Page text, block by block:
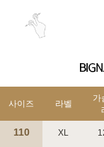
사이즈 라벨
가
110 XL